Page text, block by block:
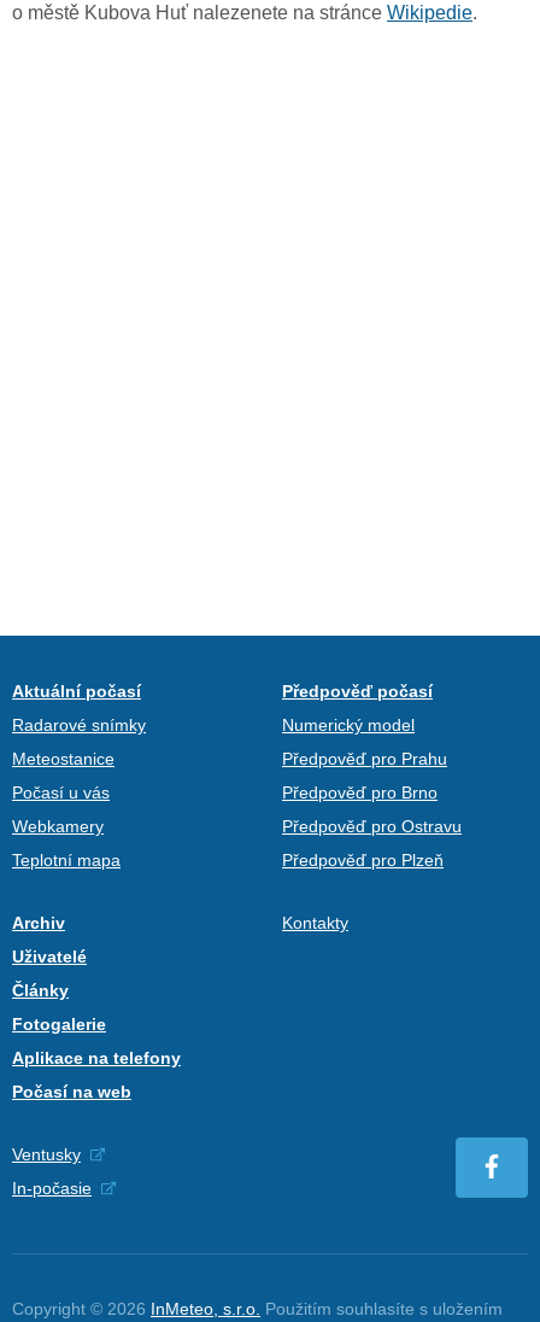
o městě Kubova Huť nalezenete na stránce Wikipedie.
Aktuální počasí
Radarové snímky
Meteostanice
Počasí u vás
Webkamery
Teplotní mapa
Předpověď počasí
Numerický model
Předpověď pro Prahu
Předpověď pro Brno
Předpověď pro Ostravu
Předpověď pro Plzeň
Archiv
Uživatelé
Články
Fotogalerie
Aplikace na telefony
Počasí na web
Kontakty
Ventusky
In-počasie
Copyright © 2026 InMeteo, s.r.o. Použitím souhlasíte s uložením